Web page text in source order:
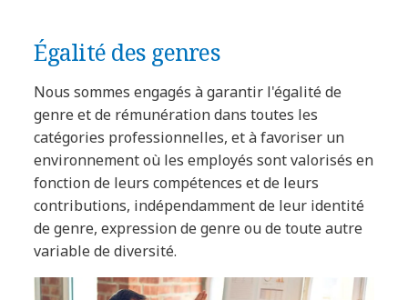
Égalité des genres
Nous sommes engagés à garantir l'égalité de
genre et de rémunération dans toutes les
catégories professionnelles, et à favoriser un
environnement où les employés sont valorisés en
fonction de leurs compétences et de leurs
contributions, indépendamment de leur identité
de genre, expression de genre ou de toute autre
variable de diversité.